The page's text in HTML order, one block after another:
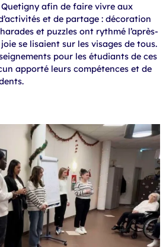
Quetigny afin de faire vivre aux
et de partage : décoration
et puzzles ont rythmé l’après-
se lisaient sur les visages de tous.
pour les étudiants de ces
apporté leurs compétences et de